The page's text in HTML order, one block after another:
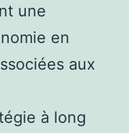
une
en
aux
à long